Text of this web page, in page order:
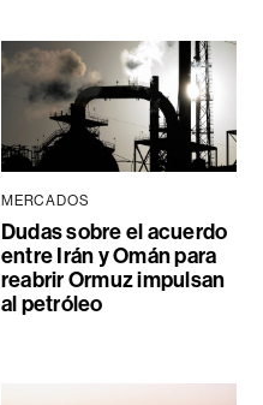
MERCADOS
Dudas sobre el acuerdo
entre Irán y Omán para
reabrir Ormuz impulsan
al petróleo